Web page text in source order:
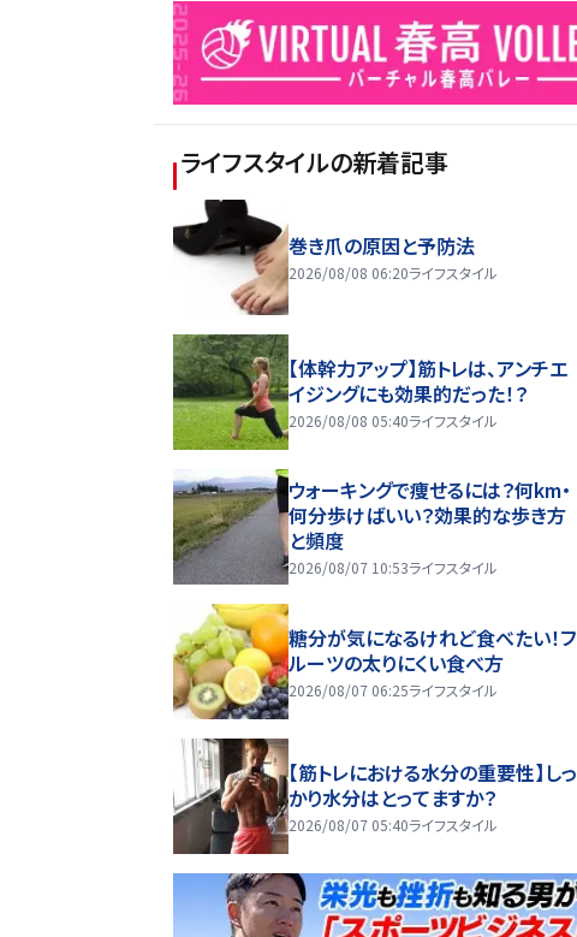
ライフスタイルの新着記事
巻き爪の原因と予防法
2026/08/08 06:20ライフスタイル
【体幹力アップ】筋トレは、アンチエ
イジングにも効果的だった！？
2026/08/08 05:40ライフスタイル
ウォーキングで痩せるには？何km・
何分歩けばいい？効果的な歩き方
と頻度
2026/08/07 10:53ライフスタイル
糖分が気になるけれど食べたい！フ
ルーツの太りにくい食べ方
2026/08/07 06:25ライフスタイル
【筋トレにおける水分の重要性】しっ
かり水分はとってますか？
2026/08/07 05:40ライフスタイル